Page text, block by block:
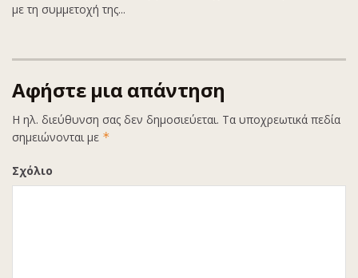
με τη συμμετοχή της...
Αφήστε μια απάντηση
Η ηλ. διεύθυνση σας δεν δημοσιεύεται. Τα υποχρεωτικά πεδία
σημειώνονται με *
Σχόλιο